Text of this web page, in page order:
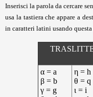
Inserisci la parola da cercare
usa la tastiera che appare a
in caratteri latini usando questa
α = a
β = b
γ = g
η = h
θ = q
ι = i